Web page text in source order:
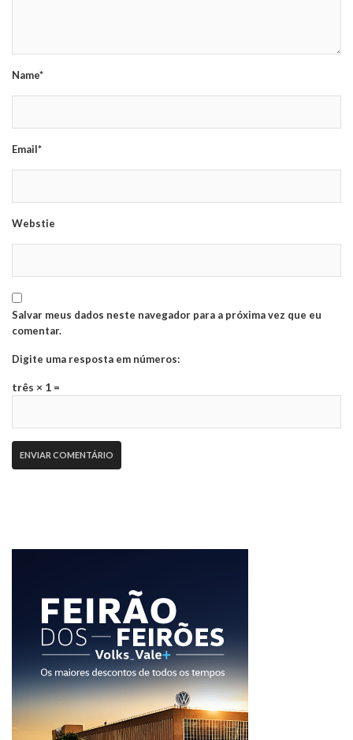
Name*
Email*
Webstie
Salvar meus dados neste navegador para a próxima vez que eu
comentar.
Digite uma resposta em números:
três × 1 =